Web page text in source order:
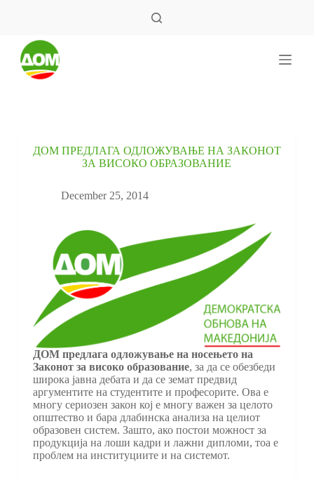
ДОМ ПРЕДЛАГА ОДЛОЖУВАЊЕ НА ЗАКОНОТ
ЗА ВИСОКО ОБРАЗОВАНИЕ
December 25, 2014
ДОМ предлага одложување на носењето на
Законот за високо образование, за да се обезбеди
широка јавна дебата и да се земат предвид
аргументите на студентите и професорите. Ова е
многу сериозен закон кој е многу важен за целото
општество и бара длабинска анализа на целиот
образовен систем. Зашто, ако постои можност за
продукција на лоши кадри и лажни дипломи, тоа е
проблем на институциите и на системот.